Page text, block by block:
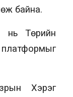
байна.
нь Төрийн
Хэрэг